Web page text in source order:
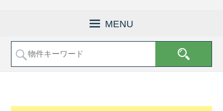
社
谷
知
山
売
MENU